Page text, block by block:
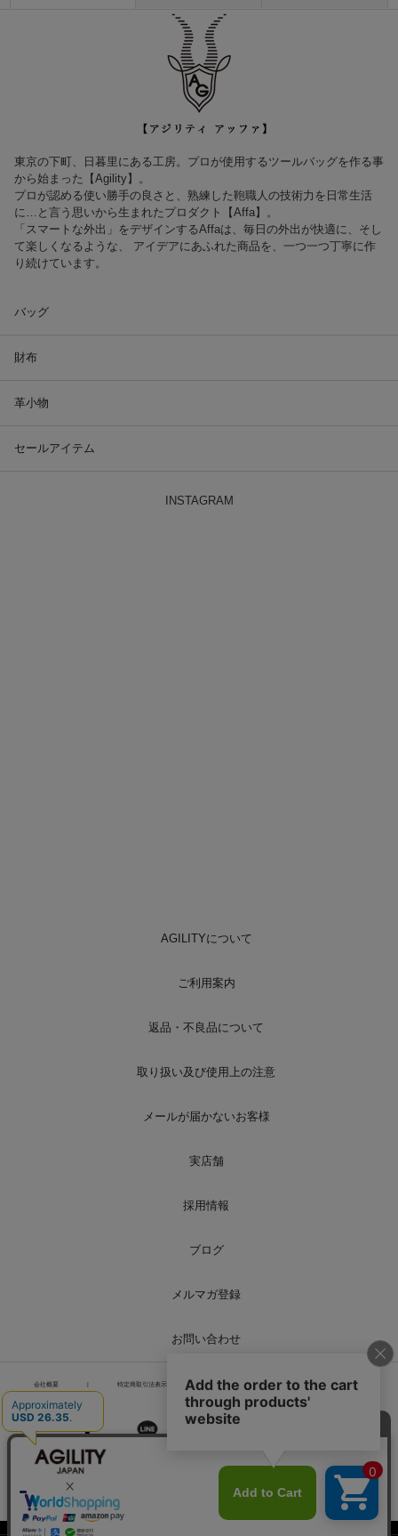
東京の下町、日暮里にある工房。プロが使用するツールバッグを作る事
から始まった【Agility】。
プロが認める使い勝手の良さと、熟練した鞄職人の技術力を日常生活
に…と言う思いから生まれたプロダクト【Affa】。
「スマートな外出」をデザインするAffaは、毎日の外出が快適に、そし
て楽しくなるような、 アイデアにあふれた商品を、一つ一つ丁寧に作
り続けています。
バッグ
財布
革小物
セールアイテム
INSTAGRAM
AGILITYについて
ご利用案内
返品・不良品について
取り扱い及び使用上の注意
メールが届かないお客様
実店舗
採用情報
ブログ
メルマガ登録
お問い合わせ
会社概要 特定商取引法表示 | 個人情報の取り扱い | サイトマップ